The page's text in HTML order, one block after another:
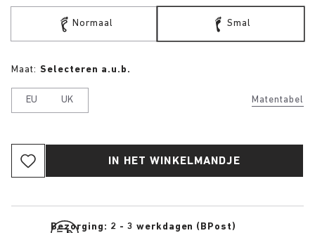
Normaal Smal
Matentabel
Maat: Selecteren a.u.b.
EU UK
IN HET WINKELMANDJE
Bezorging: 2 - 3 werkdagen (BPost)